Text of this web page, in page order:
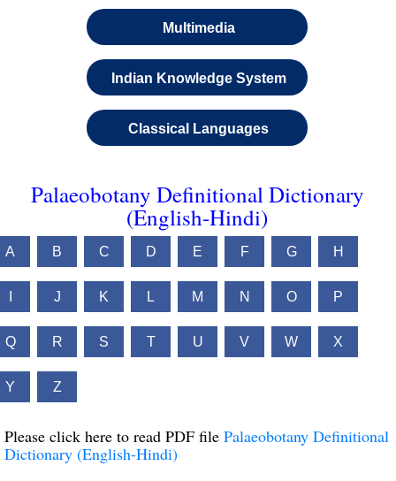
Multimedia
Indian Knowledge System
Classical Languages
Palaeobotany Definitional Dictionary
(English-Hindi)
A B C D E F G H
J K L M N O P
Q R S T U V W X
Y Z
Please click here to read PDF file Palaeobotany Definitional
Dictionary (English-Hindi)